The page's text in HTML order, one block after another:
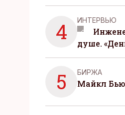
4 ИНТЕРВЬЮ
душе.
5 БИРЖА
Майкл